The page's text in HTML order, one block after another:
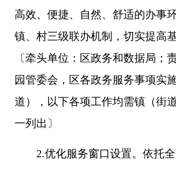
高效、便捷、自然、舒适的办事
镇、村三级联办机制，切实提高
〔牵头单位：区政务和数据局；
园管委会，区各政务服务事项实
道），以下各项工作均需镇（街
一列出〕
2.优化服务窗口设置。依托全